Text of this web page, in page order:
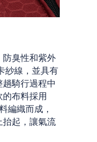
防臭性和紫外
紗線，並具有
騎行過程中
布料採用
編織而成，
抬起，讓氣流